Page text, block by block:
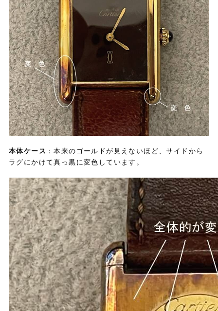
本体ケース ：本来のゴールドが見えないほど、サイドから
ラグにかけて真っ黒に変色しています。